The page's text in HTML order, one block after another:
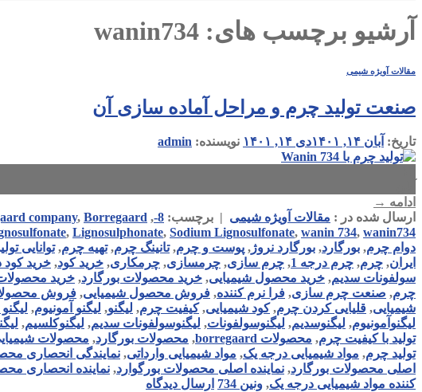
آرشیو برچسب های: wanin734
مقالات آویژه شیمی
صنعت تولید چرم و مراحل آماده سازی آن
تاریخ: آبان ۱۴, ۱۴۰۱ دی ۱۴, ۱۴۰۱ نویسنده: admin
ادامه →
ارسال شده در : مقالات آویژه شیمی | برچسب: 8-
,
company, Borregaard
, Lignosulphonate, Sodium Lignosulfonate, wanin 734, wanin734
دوام چرم, بورگارد, بورگارد نروژ , پوست و چرم,تانینگ چرم,تهیه چرم,توانایی
ایران, چرم, چرم درجه 1 , چرم سازی, چرمسازی, چرمکاری, خرید کود, خرید
سولفونات سدیم, خرید محصول شیمیایی, خرید محصولات بورگارد, خرید
چرم, صنعت چرم سازی, فرا نرم کننده, فروش محصول شیمیایی, فروش
شیمیایی, قلیایی کردن چرم,کود شیمیایی,کیفیت چرم, لیگنو, لیگنو آمونیوم,
لیگنوآمونیوم, لیگنوسدیم, لیگنوسولفونات, لیگنوسولفونات سدیم, لیگنوکلسیم,
تولید با کیفیت چرم, محصولات borregaard , محصولات بورگارد, محصولات
تولید چرم, مواد شیمیایی درجه یک, مواد شیمیایی وارداتی, نمایندگی انحصاری
اصلی محصولات بورگارد, نماینده اصلی محصولات بورگوارد, نماینده انحصاری
کننده مواد شیمیایی درجه یک, ونین 734 ارسال دیدگاه